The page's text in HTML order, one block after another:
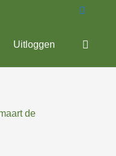
Uitloggen
de